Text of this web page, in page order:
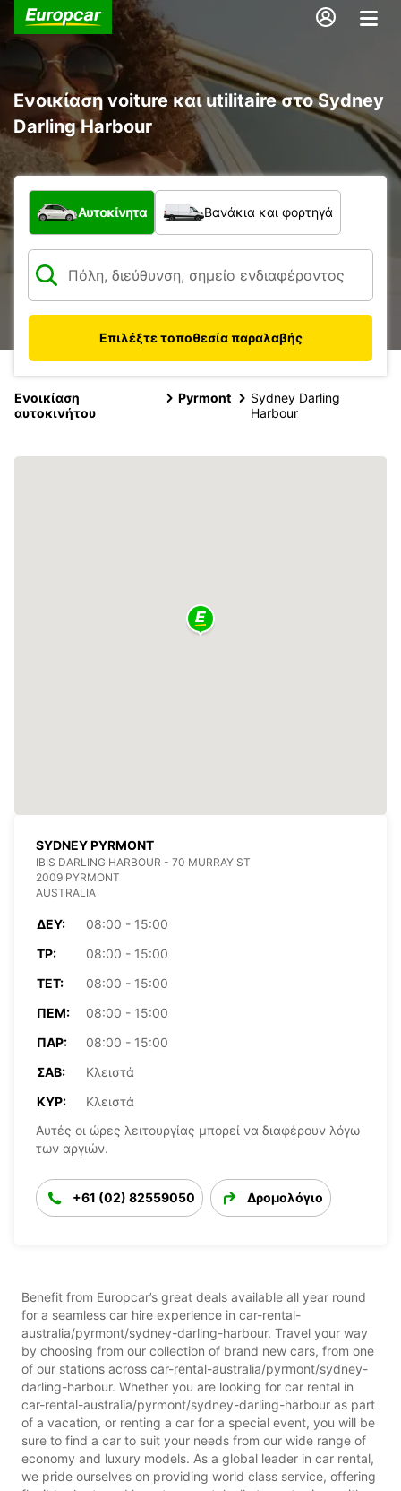
Ενοικίαση voiture και utilitaire στο Sydney
Darling Harbour
Τι τύπος οχήματος;
Αυτοκίνητα Βανάκια και φορτηγά
Επιλέξτε τοποθεσία παραλαβής
Ενοικίαση
αυτοκινήτου
Pyrmont
Sydney Darling
Harbour
SYDNEY PYRMONT
IBIS DARLING HARBOUR - 70 MURRAY ST
2009 PYRMONT
AUSTRALIA
ΔΕΥ:
08:00 - 15:00
ΤΡ:
08:00 - 15:00
ΤΕΤ:
08:00 - 15:00
ΠΈΜ:
08:00 - 15:00
ΠΑΡ:
08:00 - 15:00
ΣΆΒ:
Κλειστά
ΚΥΡ:
Κλειστά
Αυτές οι ώρες λειτουργίας μπορεί να διαφέρουν λόγω
των αργιών.
+61 (02) 82559050 Δρομολόγιο
Benefit from Europcar’s great deals available all year round
for a seamless car hire experience in car-rental-
australia/pyrmont/sydney-darling-harbour. Travel your way
by choosing from our collection of brand new cars, from one
of our stations across car-rental-australia/pyrmont/sydney-
darling-harbour. Whether you are looking for car rental in
car-rental-australia/pyrmont/sydney-darling-harbour as part
of a vacation, or renting a car for a special event, you will be
sure to find a car to suit your needs from our wide range of
economy and luxury models. As a global leader in car rental,
we pride ourselves on providing world class service, offering